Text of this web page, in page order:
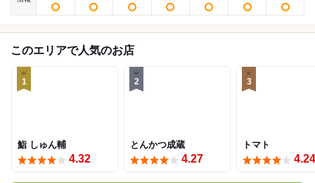
このエリアで人気のお店
1
鮨 しゅん輔
4.32
2
とんかつ成蔵
4.27
3
トマト
4.24